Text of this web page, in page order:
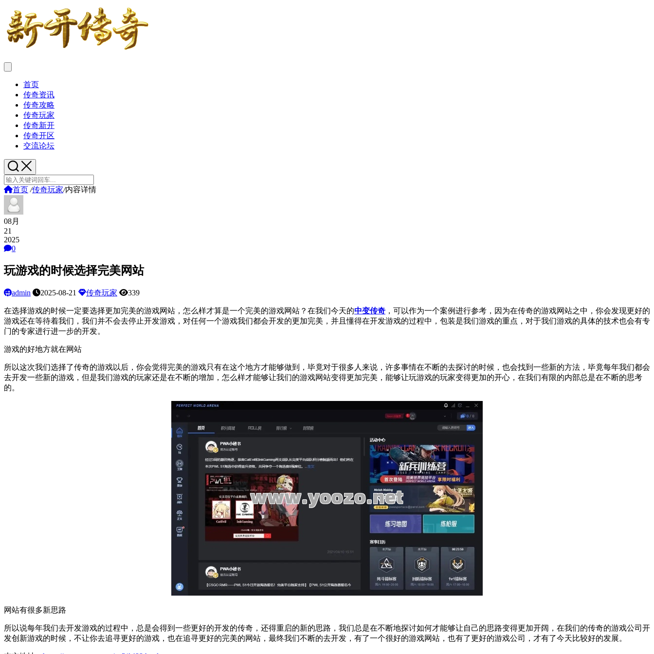
首页
传奇资讯
传奇攻略
传奇玩家
传奇新开
传奇开区
交流论坛
首页 /传奇玩家/内容详情
08月
21
2025
0
玩游戏的时候选择完美网站
admin 2025-08-21 传奇玩家 339
在选择游戏的时候一定要选择更加完美的游戏网站，怎么样才算是一个完美的游戏网站？在我们今天的中变传奇 ，可以作为一个案例进行参考，因为在传奇的游戏网站之中，你会发现更好的
游戏还在等待着我们，我们并不会去停止开发游戏，对任何一个游戏我们都会开发的更加完美，并且懂得在开发游戏的过程中，包装是我们游戏的重点，对于我们游戏的具体的技术也会有专
门的专家进行进一步的开发。
游戏的好地方就在网站
所以这次我们选择了传奇的游戏以后，你会觉得完美的游戏只有在这个地方才能够做到，毕竟对于很多人来说，许多事情在不断的去探讨的时候，也会找到一些新的方法，毕竟每年我们都会
去开发一些新的游戏，但是我们游戏的玩家还是在不断的增加，怎么样才能够让我们的游戏网站变得更加完美，能够让玩游戏的玩家变得更加的开心，在我们有限的内部总是在不断的思考
的。
网站有很多新思路
所以说每年我们去开发游戏的过程中，总是会得到一些更好的开发的传奇，还得重启的新的思路，我们总是在不断地探讨如何才能够让自己的思路变得更加开阔，在我们的传奇的游戏公司开
发创新游戏的时候，不让你去追寻更好的游戏，也在追寻更好的完美的网站，最终我们不断的去开发，有了一个很好的游戏网站，也有了更好的游戏公司，才有了今天比较好的发展。